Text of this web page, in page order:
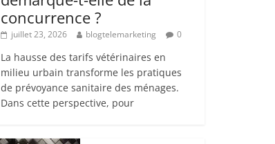
concurrence ?
juillet 23, 2026 blogtelemarketing 0
La hausse des tarifs vétérinaires en
milieu urbain transforme les pratiques
de prévoyance sanitaire des ménages.
Dans cette perspective, pour